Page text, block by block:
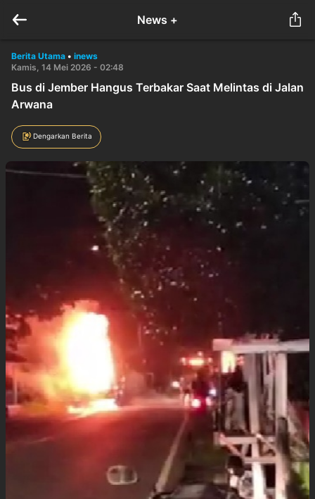
News +
Berita Utama • inews
Kamis, 14 Mei 2026 - 02:48
Bus di Jember Hangus Terbakar Saat Melintas di Jalan
Arwana
Dengarkan Berita